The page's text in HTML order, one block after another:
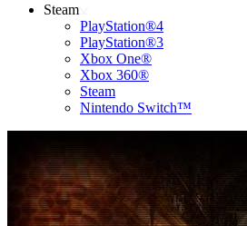
Steam
PlayStation®4
PlayStation®3
Xbox One®
Xbox 360®
Steam
Nintendo Switch™